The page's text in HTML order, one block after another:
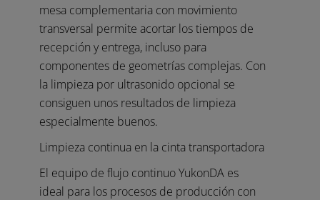
mesa complementaria con movimiento
transversal permite acortar los tiempos de
recepción y entrega, incluso para
componentes de geometrías complejas. Con
la limpieza por ultrasonido opcional se
consiguen unos resultados de limpieza
especialmente buenos.
Limpieza continua en la cinta transportadora
El equipo de flujo continuo YukonDA es
ideal para los procesos de producción con